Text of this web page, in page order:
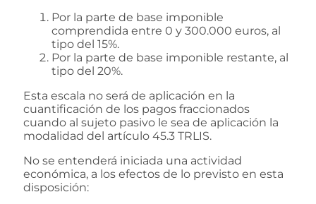
Por la parte de base imponible
comprendida entre 0 y 300.000 euros, al
tipo del 15%.
Por la parte de base imponible restante, al
tipo del 20%.
Esta escala no será de aplicación en la
cuantificación de los pagos fraccionados
cuando al sujeto pasivo le sea de aplicación la
modalidad del artículo 45.3 TRLIS.
No se entenderá iniciada una actividad
económica, a los efectos de lo previsto en esta
disposición: